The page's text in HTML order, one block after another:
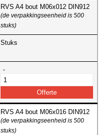
RVS A4 bout M06x012 DIN912
(de verpakkingseenheid is 500
stuks)
Stuks
-
RVS A4 bout M06x016 DIN912
(de verpakkingseenheid is 500
stuks)